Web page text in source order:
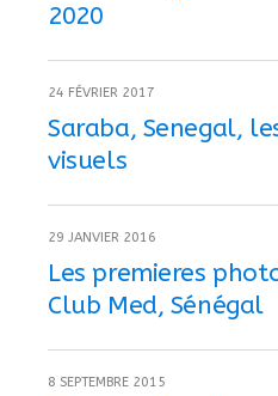
2020
24 FÉVRIER 2017
Saraba, Senegal,
visuels
29 JANVIER 2016
Les premieres
Club Med, Sénégal
8 SEPTEMBRE 2015